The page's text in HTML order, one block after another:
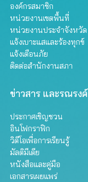
องค์กรสมาชิก
หน่วยงานเขตพื้นที่
หน่วยงานประจำจังหวัด
แจ้งเบาะแสและร้องทุกข์
แจ้งเตือนภัย
ติดต่อสำนักงานสภา
ข่าวสาร และรณรงค์
ประกาศเชิญชวน
อินโฟกราฟิก
วิดีโอเพื่อการเรียนรู้
มัลติมีเดีย
หนังสือและคู่มือ
เอกสารเผยแพร่